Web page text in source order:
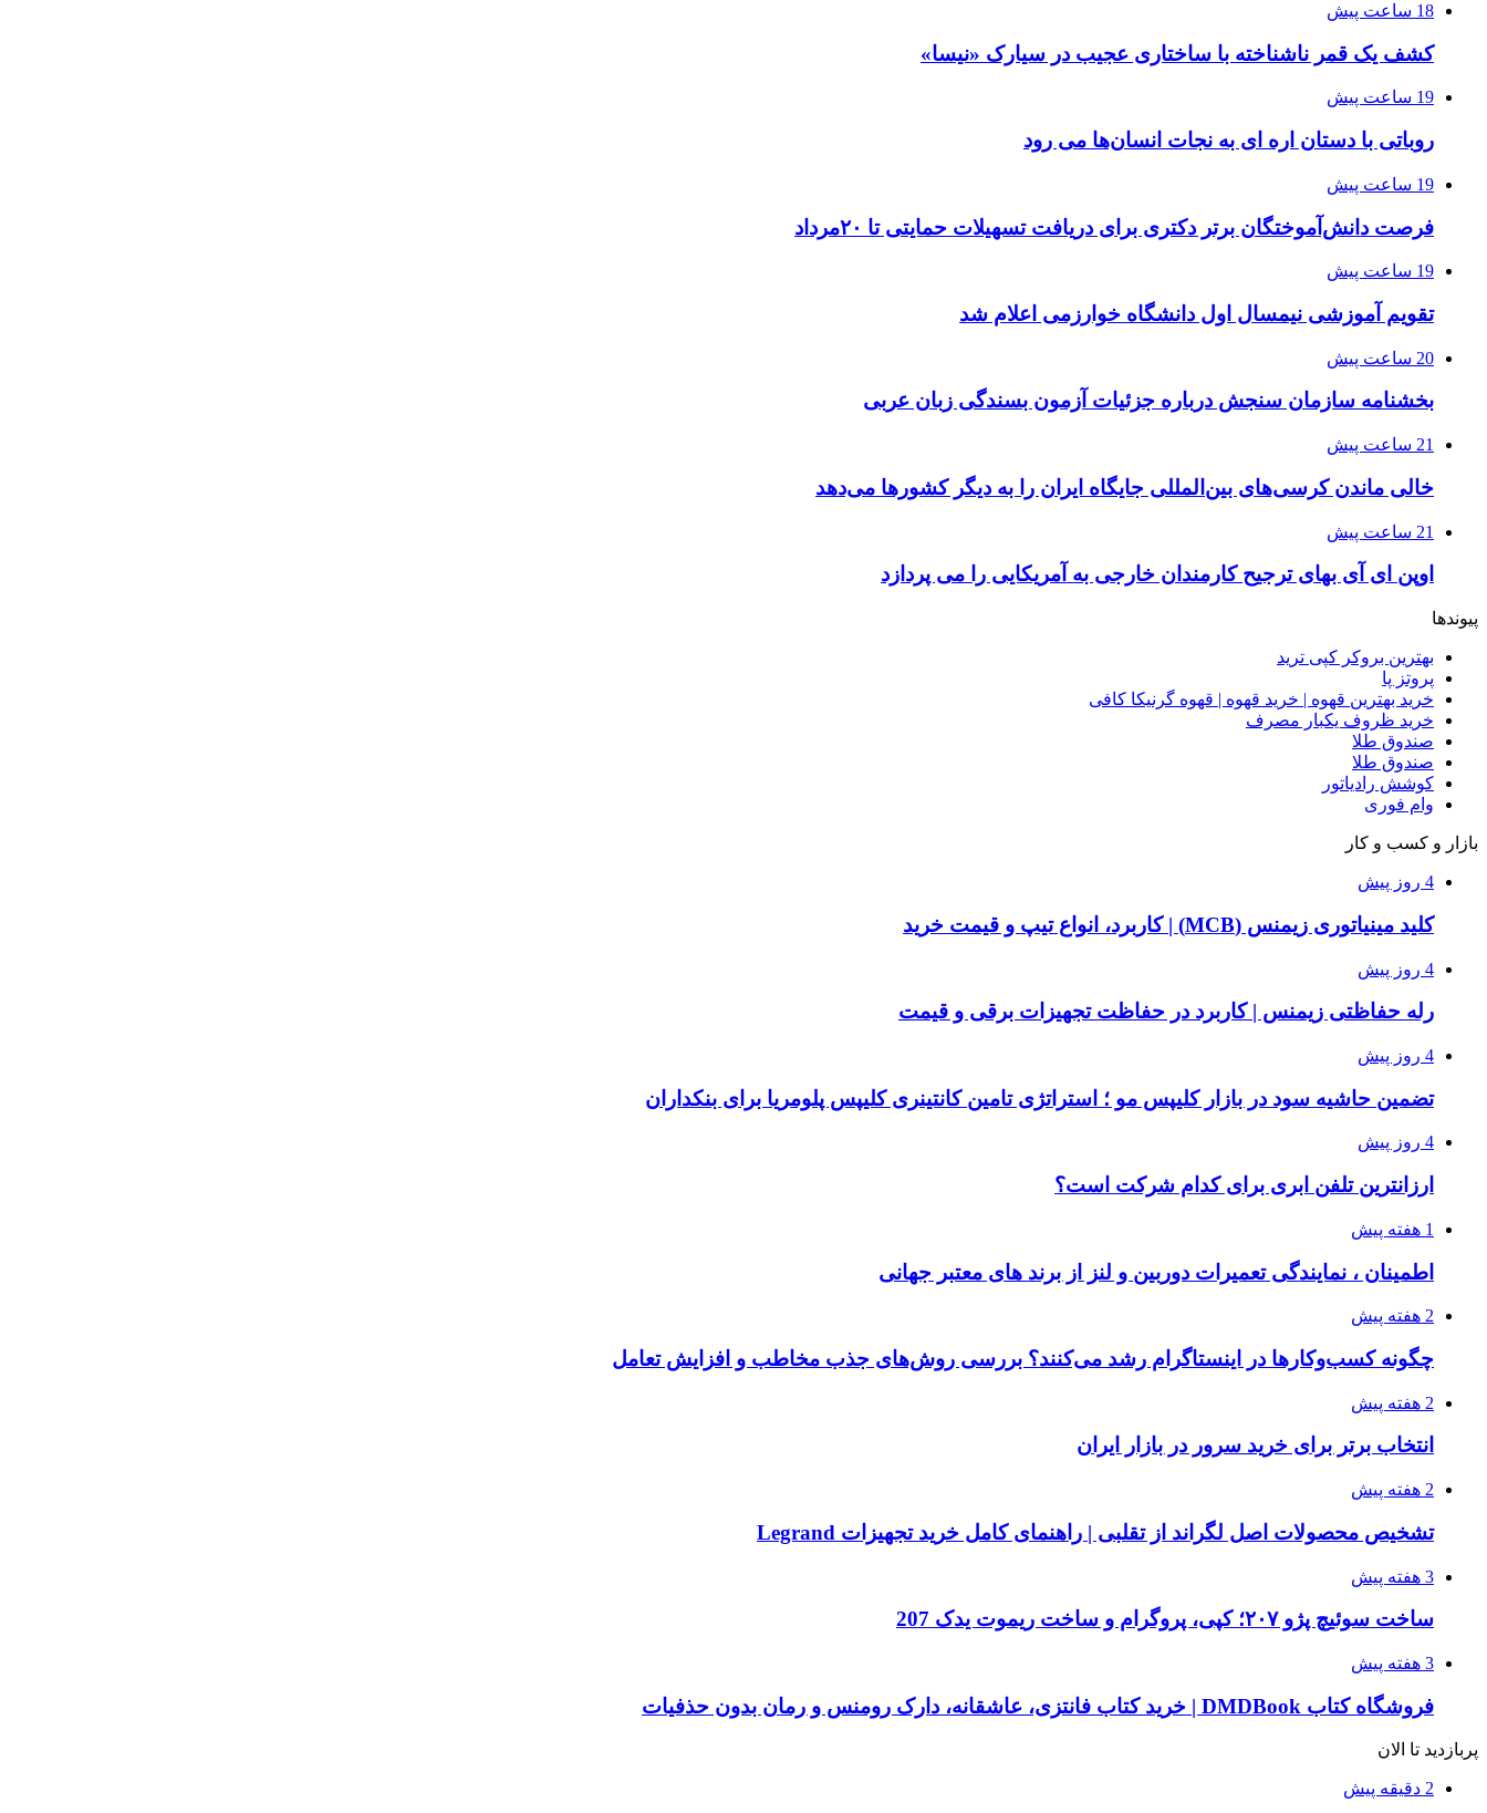
18 ساعت پیش
کشف یک قمر ناشناخته با ساختاری عجیب در سیارک «نیسا»
19 ساعت پیش
روباتی با دستان اره ای به نجات انسان‌ها می رود
19 ساعت پیش
فرصت دانش‌آموختگان برتر دکتری‌ برای دریافت تسهیلات حمایتی تا ۲۰مرداد
19 ساعت پیش
تقویم آموزشی نیمسال اول دانشگاه خوارزمی اعلام شد
20 ساعت پیش
بخشنامه سازمان سنجش درباره جزئیات آزمون بسندگی زبان عربی
21 ساعت پیش
خالی ماندن کرسی‌های بین‌المللی جایگاه ایران را به دیگر کشورها می‌دهد
21 ساعت پیش
اوپن ای آی بهای ترجیح کارمندان خارجی به آمریکایی را می پردازد
پیوندها
بهترین بروکر کپی ترید
پروتز پا
خرید بهترین قهوه | خرید قهوه | قهوه گرنیکا کافی
خرید ظروف یکبار مصرف
صندوق طلا
صندوق طلا
کوشش رادیاتور
وام فوری
بازار و کسب و کار
4 روز پیش
کلید مینیاتوری زیمنس (MCB) | کاربرد، انواع تیپ و قیمت خرید
4 روز پیش
رله حفاظتی زیمنس | کاربرد در حفاظت تجهیزات برقی و قیمت
4 روز پیش
تضمین حاشیه سود در بازار کلیپس مو ؛ استراتژی تامین کانتینری کلیپس پلومریا برای بنکداران
4 روز پیش
ارزانترین تلفن ابری برای کدام شرکت است؟
1 هفته پیش
اطمینان ، نمایندگی تعمیرات دوربین و لنز از برند های معتبر جهانی
2 هفته پیش
چگونه کسب‌وکارها در اینستاگرام رشد می‌کنند؟ بررسی روش‌های جذب مخاطب و افزایش تعامل
2 هفته پیش
انتخاب برتر برای خرید سرور در بازار ایران
2 هفته پیش
تشخیص محصولات اصل لگراند از تقلبی | راهنمای کامل خرید تجهیزات Legrand
3 هفته پیش
ساخت سوئیچ پژو ۲۰۷؛ کپی، پروگرام و ساخت ریموت یدک 207
3 هفته پیش
فروشگاه کتاب DMDBook | خرید کتاب فانتزی، عاشقانه، دارک رومنس و رمان بدون حذفیات
پربازدید تا الان
2 دقیقه پیش